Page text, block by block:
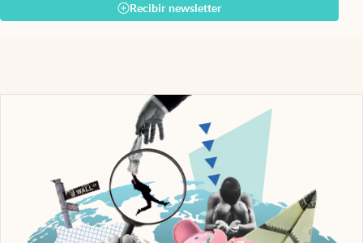
Recibir newsletter